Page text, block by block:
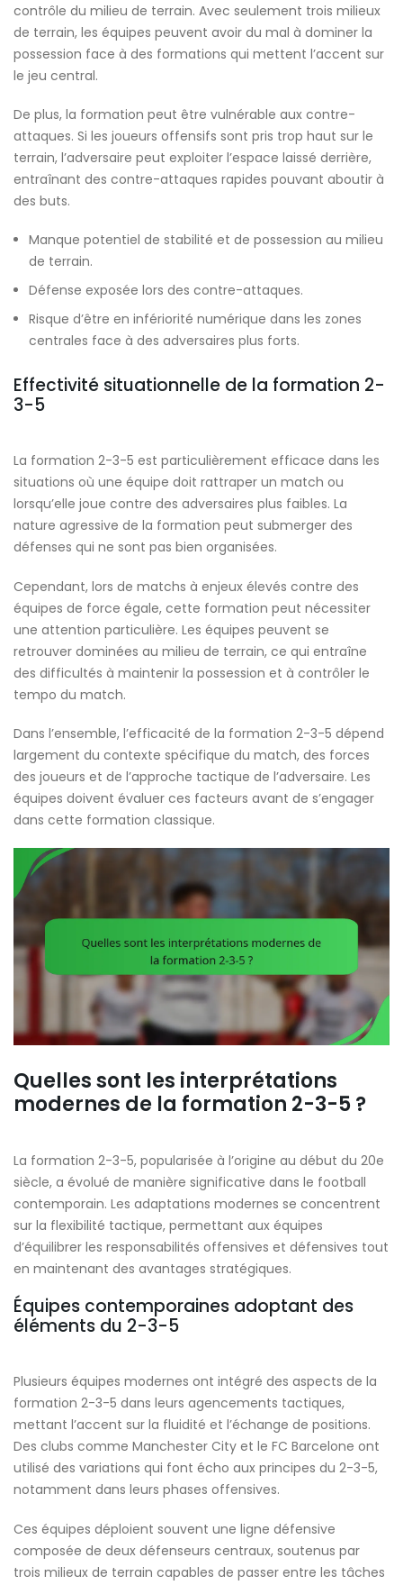
contrôle du milieu de terrain. Avec seulement trois milieux
de terrain, les équipes peuvent avoir du mal à dominer la
possession face à des formations qui mettent l’accent sur
le jeu central.
De plus, la formation peut être vulnérable aux contre-
attaques. Si les joueurs offensifs sont pris trop haut sur le
terrain, l’adversaire peut exploiter l’espace laissé derrière,
entraînant des contre-attaques rapides pouvant aboutir à
des buts.
Manque potentiel de stabilité et de possession au milieu
de terrain.
Défense exposée lors des contre-attaques.
Risque d’être en infériorité numérique dans les zones
centrales face à des adversaires plus forts.
Effectivité situationnelle de la formation 2-
3-5
La formation 2-3-5 est particulièrement efficace dans les
situations où une équipe doit rattraper un match ou
lorsqu’elle joue contre des adversaires plus faibles. La
nature agressive de la formation peut submerger des
défenses qui ne sont pas bien organisées.
Cependant, lors de matchs à enjeux élevés contre des
équipes de force égale, cette formation peut nécessiter
une attention particulière. Les équipes peuvent se
retrouver dominées au milieu de terrain, ce qui entraîne
des difficultés à maintenir la possession et à contrôler le
tempo du match.
Dans l’ensemble, l’efficacité de la formation 2-3-5 dépend
largement du contexte spécifique du match, des forces
des joueurs et de l’approche tactique de l’adversaire. Les
équipes doivent évaluer ces facteurs avant de s’engager
dans cette formation classique.
Quelles sont les interprétations
modernes de la formation 2-3-5 ?
La formation 2-3-5, popularisée à l’origine au début du 20e
siècle, a évolué de manière significative dans le football
contemporain. Les adaptations modernes se concentrent
sur la flexibilité tactique, permettant aux équipes
d’équilibrer les responsabilités offensives et défensives tout
en maintenant des avantages stratégiques.
Équipes contemporaines adoptant des
éléments du 2-3-5
Plusieurs équipes modernes ont intégré des aspects de la
formation 2-3-5 dans leurs agencements tactiques,
mettant l’accent sur la fluidité et l’échange de positions.
Des clubs comme Manchester City et le FC Barcelone ont
utilisé des variations qui font écho aux principes du 2-3-5,
notamment dans leurs phases offensives.
Ces équipes déploient souvent une ligne défensive
composée de deux défenseurs centraux, soutenus par
trois milieux de terrain capables de passer entre les tâches